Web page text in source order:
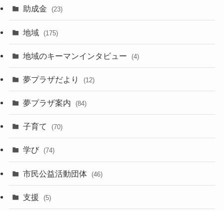
助成金 (23)
地域 (175)
地域のキーマンインタビュー (4)
夢プラザだより (12)
夢プラザ案内 (84)
子育て (70)
学び (74)
市民公益活動団体 (46)
支援 (5)